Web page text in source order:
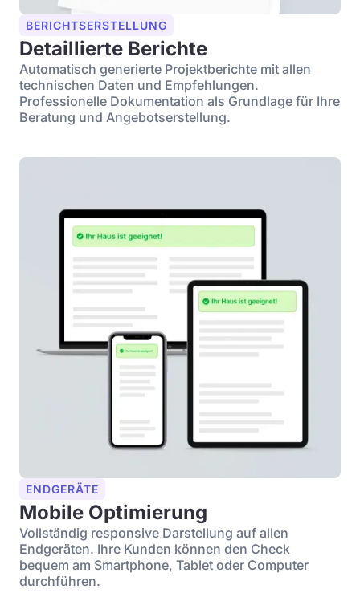
BERICHTSERSTELLUNG
Detaillierte Berichte
Automatisch generierte Projektberichte mit allen
technischen Daten und Empfehlungen.
Professionelle Dokumentation als Grundlage für Ihre
Beratung und Angebotserstellung.
ENDGERÄTE
Mobile Optimierung
Vollständig responsive Darstellung auf allen
Endgeräten. Ihre Kunden können den Check
bequem am Smartphone, Tablet oder Computer
durchführen.